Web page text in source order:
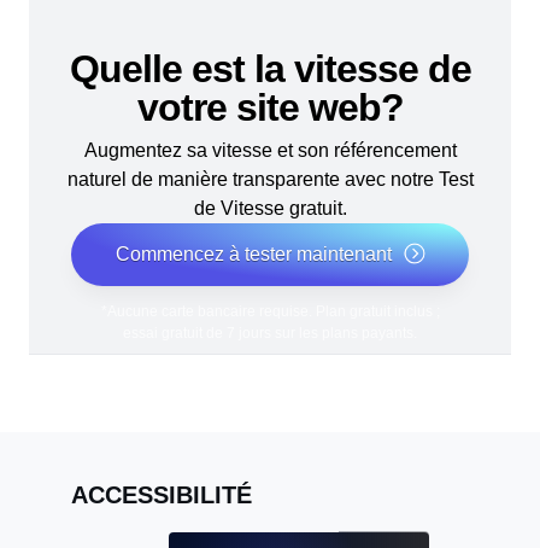
Quelle est la vitesse de
votre site web?
Augmentez sa vitesse et son référencement
naturel de manière transparente avec notre Test
de Vitesse gratuit.
Commencez à tester maintenant
ACCESSIBILITÉ